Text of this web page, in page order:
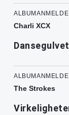
Charli XCX
The Strokes